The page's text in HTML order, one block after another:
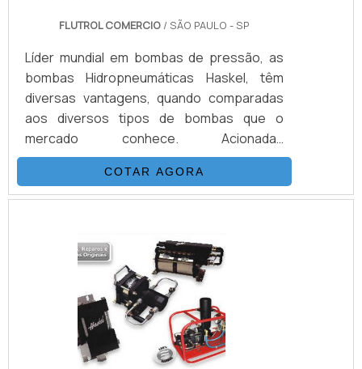
FLUTROL COMERCIO / SÃO PAULO - SP
Líder mundial em bombas de pressão, as
bombas Hidropneumáticas Haskel, têm
diversas vantagens, quando comparadas
aos diversos tipos de bombas que o
mercado conhece. Acionadas
pneumaticamente, através de uma relação
de área de pistão, transformam a pressão
pneumática em pressão hidráulica. Por
transforma 1 BAR de pressão de ar em 36
BAR de pressão de saída
hidráulica.INFORMAÇÕES ADICIONAIS
SOBRE O PRODUTOAs Bombas Haskel
variam de tamanho de acordo com pressão
COTAR AGORA